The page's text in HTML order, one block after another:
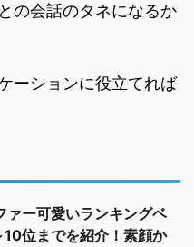
の会話のタネになるか
ーションに役立てれば
ァー可愛いランキングベ
位までを紹介！素顔か